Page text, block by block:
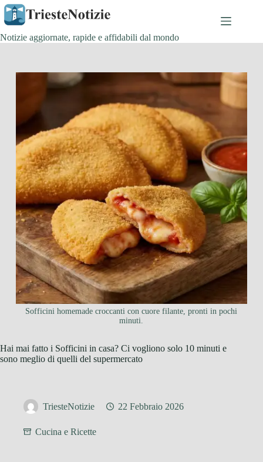
Salta
contenuto
Notizie aggiornate, rapide e affidabili dal mondo
Sofficini homemade croccanti con cuore filante, pronti in pochi
minuti.
Hai mai fatto i Sofficini in casa? Ci vogliono solo 10 minuti e
sono meglio di quelli del supermercato
TriesteNotizie 22 Febbraio 2026
Cucina e Ricette